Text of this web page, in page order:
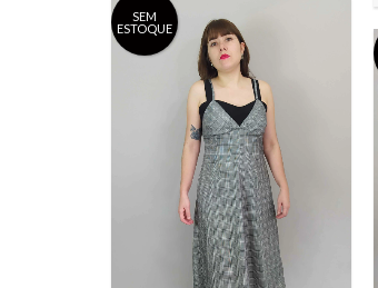
SEM
ESTOQUE